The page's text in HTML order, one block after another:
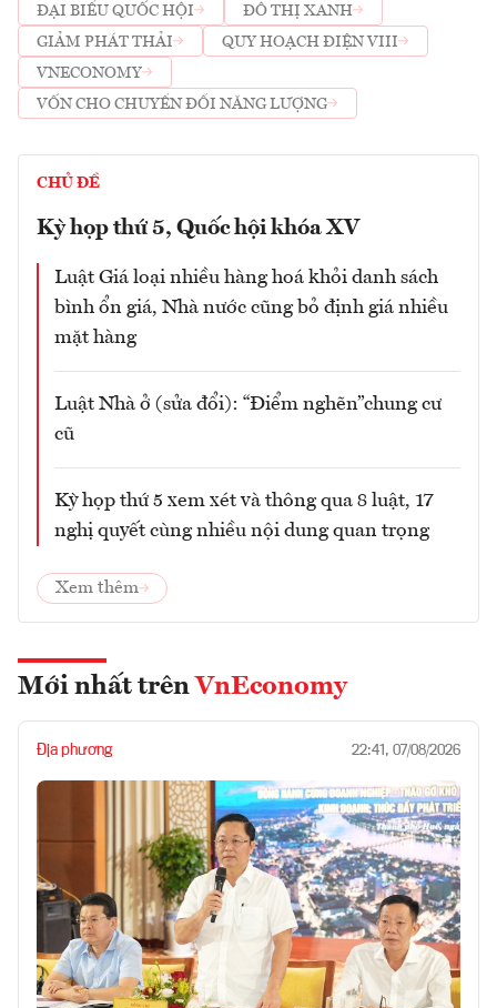
ĐẠI BIỂU QUỐC HỘI
ĐÔ THỊ XANH
GIẢM PHÁT THẢI
QUY HOẠCH ĐIỆN VIII
VNECONOMY
VỐN CHO CHUYỂN ĐỔI NĂNG LƯỢNG
CHỦ ĐỀ
Kỳ họp thứ 5, Quốc hội khóa XV
Luật Giá loại nhiều hàng hoá khỏi danh sách
bình ổn giá, Nhà nước cũng bỏ định giá nhiều
mặt hàng
Luật Nhà ở (sửa đổi): “Điểm nghẽn”chung cư
cũ
Kỳ họp thứ 5 xem xét và thông qua 8 luật, 17
nghị quyết cùng nhiều nội dung quan trọng
Xem thêm
Mới nhất trên VnEconomy
Địa phương 22:41, 07/08/2026